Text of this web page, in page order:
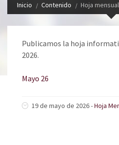
Inicio Contenido Hoja
Publicamos la hoja
2026.
Mayo 26
19 de mayo de 2026 -Hoja